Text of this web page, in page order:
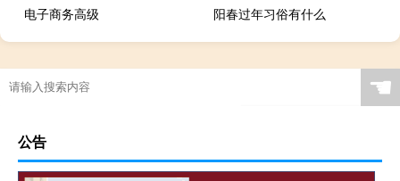
电子商务高级
阳春过年习俗有什么
☚
公告